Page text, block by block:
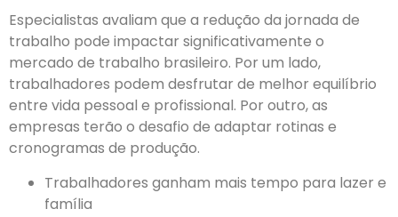
Especialistas avaliam que a redução da jornada de
trabalho pode impactar significativamente o
mercado de trabalho brasileiro. Por um lado,
trabalhadores podem desfrutar de melhor equilíbrio
entre vida pessoal e profissional. Por outro, as
empresas terão o desafio de adaptar rotinas e
cronogramas de produção.
Trabalhadores ganham mais tempo para lazer e
família